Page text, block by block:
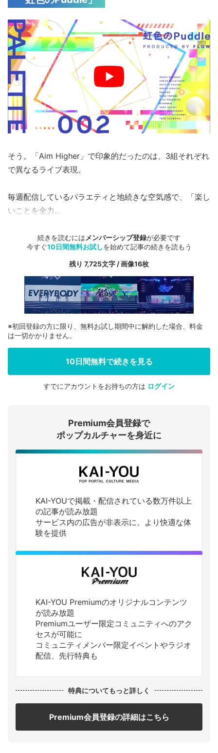
そう。「Aim Higher」で印象的だったのは、3組それぞれ
で異なるライブ表現。
毎週配信しているバラエティと地続きな空気感で、「楽し
いことを全力...
続きを読むには メンバーシップ登録が必要です
今すぐ10日間無料お試しを始めて記事の続きを読もう
残り 7,725文字 / 画像16枚
会員登録する
ログインする
※初回登録の方に限り、無料お試し期間中に解約した場合、料金
は一切かかりません。
10日間無料で続きを見る
すでにアカウントをお持ちの方は ログイン
Premium会員登録で
ポップカルチャーを身近に
KAI-YOUで掲載・配信されている数万件以上
の記事が読み放題
サービス内の広告が非表示に、より快適な体
験を提供
KAI-YOU Premiumのオリジナルコンテンツ
が読み放題
Premiumユーザー限定コミュニティへのアク
セスが可能に
コミュニティメンバー限定イベントやラジオ
配信、先行特典も
特典についてもっと詳しく
Premium会員登録の詳細はこちら